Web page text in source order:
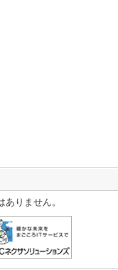
りません。